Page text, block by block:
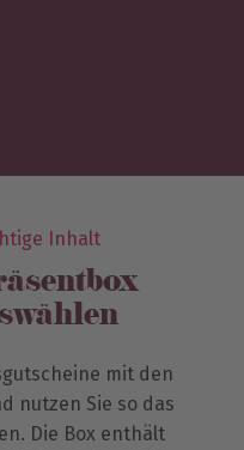
Inhalt
mit den
nutzen Sie so das
Die Box enthält